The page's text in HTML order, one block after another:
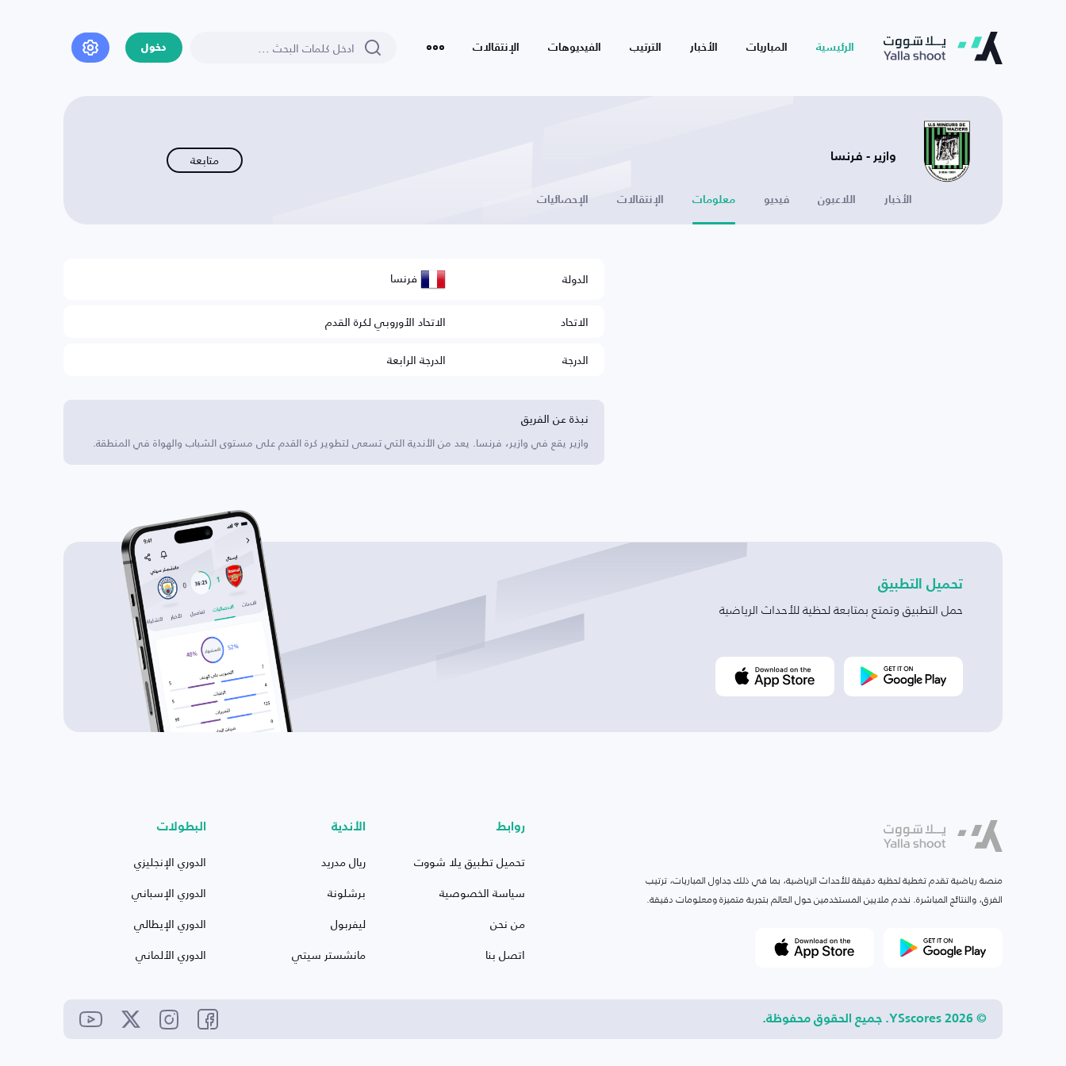
الرئيسية المباريات الأخبار الترتيب الفيديوهات الإنتقالات دخول
وازير - فرنسا متابعة
الأخبار اللاعبون فيديو معلومات الإنتقالات الإحصائيات
الدولة فرنسا
الاتحاد
الاتحاد الأوروبي لكرة القدم
الدرجة
الدرجة الرابعة
نبذة عن الفريق
وازير يقع في وازير، فرنسا. يعد من الأندية التي تسعى لتطوير كرة القدم على مستوى الشباب والهواة في المنطقة.
تحميل التطبيق
حمل التطبيق وتمتع بمتابعة لحظية للأحداث الرياضية
منصة رياضية تقدم تغطية لحظية دقيقة للأحداث الرياضية، بما في ذلك جداول المباريات، ترتيب
الفرق، والنتائج المباشرة. نخدم ملايين المستخدمين حول العالم بتجربة متميزة ومعلومات دقيقة.
روابط
تحميل تطبيق يلا شووت
سياسة الخصوصية
من نحن
اتصل بنا
الأندية
ريال مدريد
برشلونة
ليفربول
مانشستر سيتي
البطولات
الدوري الإنجليزي
الدوري الإسباني
الدوري الإيطالي
الدوري الألماني
© 2026 YSscores. جميع الحقوق محفوظة.